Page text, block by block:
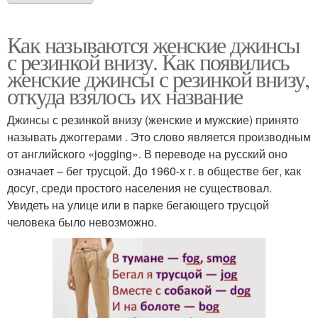
Как называются женские джинсы
с резинкой внизу. Как появились
женские джинсы с резинкой внизу,
откуда взялось их название
Джинсы с резинкой внизу (женские и мужские) принято
называть джоггерами . Это слово является производным
от английского «jogging». В переводе на русский оно
означает – бег трусцой. До 1960-х г. в обществе бег, как
досуг, среди простого населения не существовал.
Увидеть на улице или в парке бегающего трусцой
человека было невозможно.